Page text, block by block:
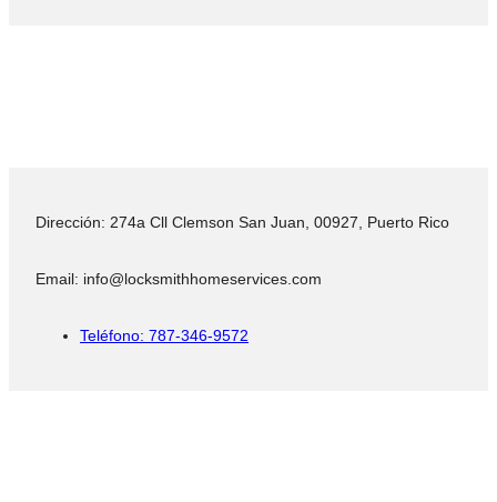
Dirección: 274a Cll Clemson San Juan, 00927, Puerto Rico
Email: info@locksmithhomeservices.com
Teléfono: 787-346-9572